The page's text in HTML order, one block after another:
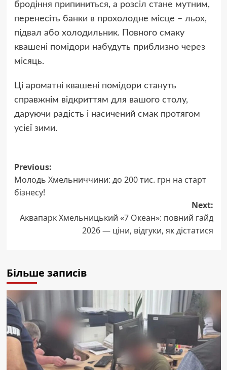
бродіння припиниться, а розсіл стане мутним,
перенесіть банки в прохолодне місце – льох,
підвал або холодильник. Повного смаку
квашені помідори набудуть приблизно через
місяць.
Ці ароматні квашені помідори стануть
справжнім відкриттям для вашого столу,
даруючи радість і насичений смак протягом
усієї зими.
Post
navigation
Previous:
Молодь Хмельниччини: до 200 тис. грн на старт
бізнесу!
Next:
Аквапарк Хмельницький «7 Океан»: повний гайд
2026 — ціни, відгуки, як дістатися
Більше записів